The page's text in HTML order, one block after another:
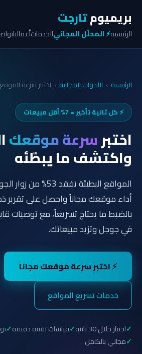
بريميومتارجت
الرئيسية⚡ المحلّل المجانيالخدماتأعمالنا
الرئيسية › الأدوات المجانية › اختبار سرعة الموقع
⚡ كل ثانية تأخير = 7% أقل مبيعات
اختبرسرعة موقعك
واكتشف ما يبطّئه
أداء موقعك مجاناً واحصل على تقرير
بالضبط ما يحتاج تسريعاً، مع توصيات
في جوجل وتزيد مبيعاتك.
⚡ اختبر سرعة موقعك مجاناً
خدمات تسريع المواقع
اختبار خلال 30 ثانية قياسات تقنية دقيقة
مجاني بالكامل